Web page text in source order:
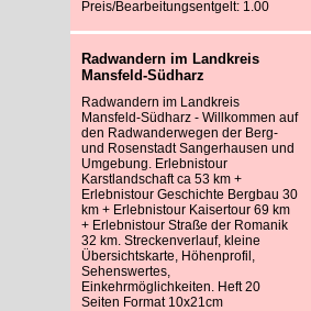
Preis/Bearbeitungsentgelt: 1.00
Radwandern im Landkreis
Mansfeld-Südharz
Radwandern im Landkreis
Mansfeld-Südharz - Willkommen auf
den Radwanderwegen der Berg-
und Rosenstadt Sangerhausen und
Umgebung. Erlebnistour
Karstlandschaft ca 53 km +
Erlebnistour Geschichte Bergbau 30
km + Erlebnistour Kaisertour 69 km
+ Erlebnistour Straße der Romanik
32 km. Streckenverlauf, kleine
Übersichtskarte, Höhenprofil,
Sehenswertes,
Einkehrmöglichkeiten. Heft 20
Seiten Format 10x21cm